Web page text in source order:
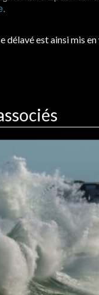
.
délavé est ainsi mis en